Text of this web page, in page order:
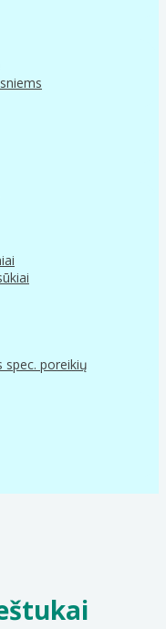
spec. poreikių